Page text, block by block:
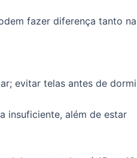
fazer diferença tanto
evitar telas antes de
insuficiente, além de estar